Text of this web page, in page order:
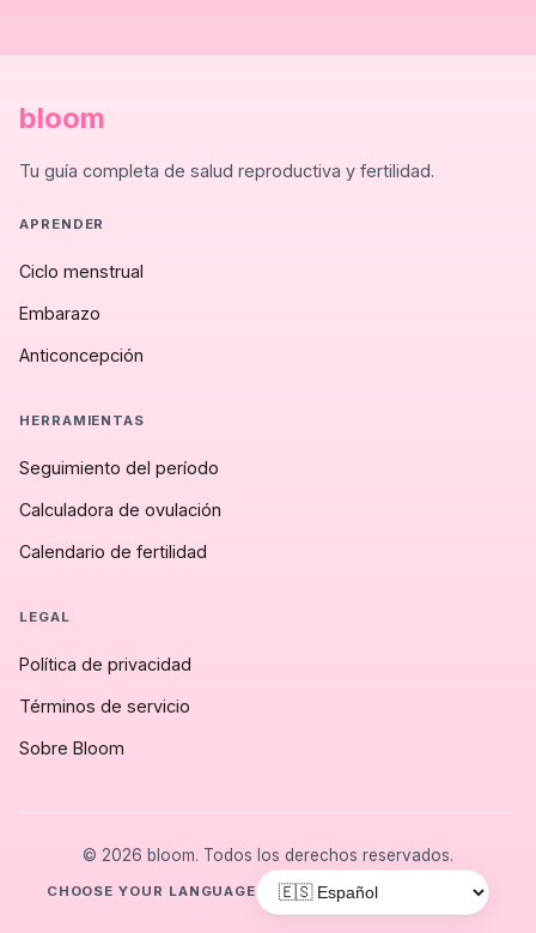
bloom
Tu guía completa de salud reproductiva y fertilidad.
APRENDER
Ciclo menstrual
Embarazo
Anticoncepción
HERRAMIENTAS
Seguimiento del período
Calculadora de ovulación
Calendario de fertilidad
LEGAL
Política de privacidad
Términos de servicio
Sobre Bloom
© 2026 bloom. Todos los derechos reservados.
CHOOSE YOUR LANGUAGE